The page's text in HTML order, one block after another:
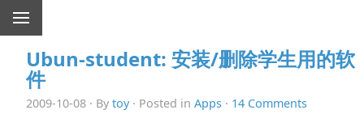
Ubun-student: 安装/删除学生用的软
件
2009-10-08 · By toy· Posted in Apps · 14 Comments